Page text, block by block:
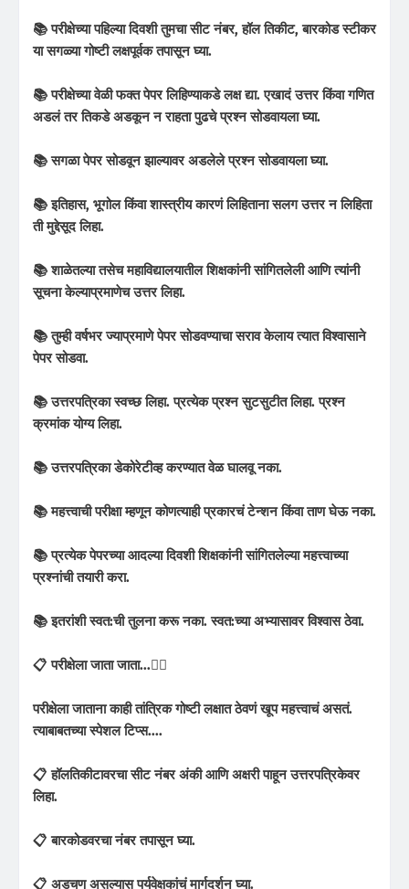
📚 परीक्षेच्या पहिल्या दिवशी तुमचा सीट नंबर, हॉल तिकीट, बारकोड स्टीकर
या सगळ्या गोष्टी लक्षपूर्वक तपासून घ्या.
📚 परीक्षेच्या वेळी फक्त पेपर लिहिण्याकडे लक्ष द्या. एखादं उत्तर किंवा गणित
अडलं तर तिकडे अडकून न राहता पुढचे प्रश्न सोडवायला घ्या.
📚 सगळा पेपर सोडवून झाल्यावर अडलेले प्रश्न सोडवायला घ्या.
📚 इतिहास, भूगोल किंवा शास्त्रीय कारणं लिहिताना सलग उत्तर न लिहिता
ती मुद्देसूद लिहा.
📚 शाळेतल्या तसेच महाविद्यालयातील शिक्षकांनी सांगितलेली आणि त्यांनी
सूचना केल्याप्रमाणेच उत्तर लिहा.
📚 तुम्ही वर्षभर ज्याप्रमाणे पेपर सोडवण्याचा सराव केलाय त्यात विश्वासाने
पेपर सोडवा.
📚 उत्तरपत्रिका स्वच्छ लिहा. प्रत्येक प्रश्न सुटसुटीत लिहा. प्रश्न
क्रमांक योग्य लिहा.
📚 उत्तरपत्रिका डेकोरेटीव्ह करण्यात वेळ घालवू नका.
📚 महत्त्वाची परीक्षा म्हणून कोणत्याही प्रकारचं टेन्शन किंवा ताण घेऊ नका.
📚 प्रत्येक पेपरच्या आदल्या दिवशी शिक्षकांनी सांगितलेल्या महत्त्वाच्या
प्रश्नांची तयारी करा.
📚 इतरांशी स्वत:ची तुलना करू नका. स्वत:च्या अभ्यासावर विश्वास ठेवा.
📋 परीक्षेला जाता जाता...✍🏻
परीक्षेला जाताना काही तांत्रिक गोष्टी लक्षात ठेवणं खूप महत्त्वाचं असतं.
त्याबाबतच्या स्पेशल टिप्स....
📋 हॉलतिकीटावरचा सीट नंबर अंकी आणि अक्षरी पाहून उत्तरपत्रिकेवर
लिहा.
📋 बारकोडवरचा नंबर तपासून घ्या.
📋 अडचण असल्यास पर्यवेक्षकांचं मार्गदर्शन घ्या.